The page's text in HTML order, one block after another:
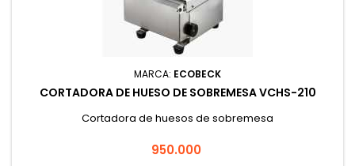
MARCA: ECOBECK
CORTADORA DE HUESO DE SOBREMESA VCHS-210
Cortadora de huesos de sobremesa
Precio
950.000